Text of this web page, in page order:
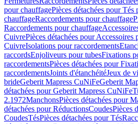
pour chauffagePièces détachées pour Tés
chauffageRaccordements pour chauffage
Raccordements pour chauffage
CuivrePièces détachées pour
CuivreIsolations pour raccordements
raccordsEnjoliveurs pour tubesFixations
raccordementsPièces détachées pour
raccordementsJoints d'étanchéitéJeux de
brideGeberit Mapress CuNiFeGeberit
détachées pour Geberit Mapress CuNiFe
2.1972ManchonsPièces détachées pour
détachées pour RéductionsCoudesPièces
CoudesTésPièces détachées pour Tés